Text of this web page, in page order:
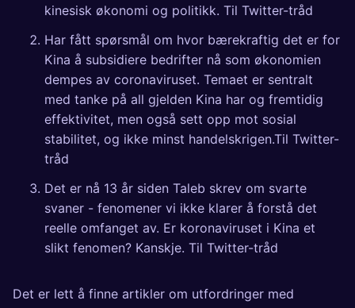
kinesisk økonomi og politikk. Til Twitter-tråd
Har fått spørsmål om hvor bærekraftig det er for
Kina å subsidiere bedrifter nå som økonomien
dempes av coronaviruset. Temaet er sentralt
med tanke på all gjelden Kina har og fremtidig
effektivitet, men også sett opp mot sosial
stabilitet, og ikke minst handelskrigen.Til Twitter-
tråd
Det er nå 13 år siden Taleb skrev om svarte
svaner - fenomener vi ikke klarer å forstå det
reelle omfanget av. Er koronaviruset i Kina et
slikt fenomen? Kanskje. Til Twitter-tråd
Det er lett å finne artikler om utfordringer med